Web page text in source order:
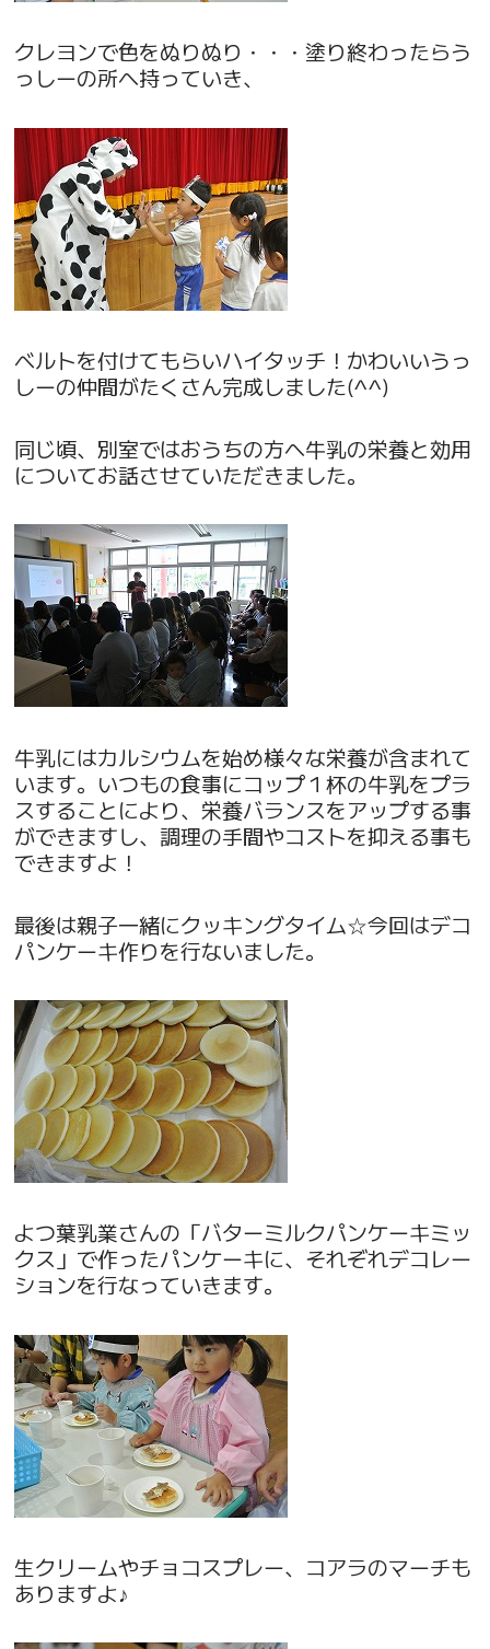
クレヨンで色をぬりぬり・・・塗り終わったらう
っしーの所へ持っていき、
ベルトを付けてもらいハイタッチ！かわいいうっ
しーの仲間がたくさん完成しました(^^)
同じ頃、別室ではおうちの方へ牛乳の栄養と効用
についてお話させていただきました。
牛乳にはカルシウムを始め様々な栄養が含まれて
います。いつもの食事にコップ１杯の牛乳をプラ
スすることにより、栄養バランスをアップする事
ができますし、調理の手間やコストを抑える事も
できますよ！
最後は親子一緒にクッキングタイム☆今回はデコ
パンケーキ作りを行ないました。
よつ葉乳業さんの「バターミルクパンケーキミッ
クス」で作ったパンケーキに、それぞれデコレー
ションを行なっていきます。
生クリームやチョコスプレー、コアラのマーチも
ありますよ♪